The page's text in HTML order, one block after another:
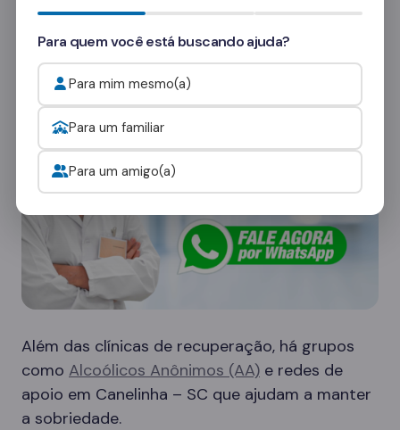
Onde procurar ajuda para o alcoolismo?
Além das clínicas de recuperação, há grupos
como Alcoólicos Anônimos (AA) e redes de
apoio em Canelinha – SC que ajudam a manter
a sobriedade.
Para quem você está buscando ajuda?
Para mim mesmo(a)
Para um familiar
Para um amigo(a)